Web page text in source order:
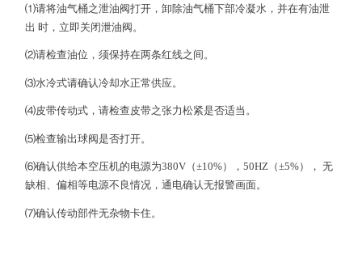
⑴请将油气桶之泄油阀打开，卸除油气桶下部冷凝水，并在有油泄
出 时，立即关闭泄油阀。
⑵请检查油位，须保持在两条红线之间。
⑶水冷式请确认冷却水正常供应。
⑷皮带传动式，请检查皮带之张力松紧是否适当。
⑸检查输出球阀是否打开。
⑹确认供给本空压机的电源为380V（±10%），50HZ（±5%）， 无
缺相、偏相等电源不良情况，通电确认无报警画面。
⑺确认传动部件无杂物卡住。